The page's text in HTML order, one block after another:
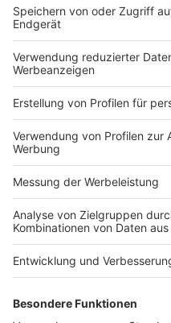
hängt vielfach von
das verstärkt im Blick
Nachhaltigkeitsexpertin
Barbian. GREEN.WORKS:
Priorität […]
„Das Bewusstsein
Wasser ist“
Veröffentlicht am18. April 2023
Das Funktionieren von
hängt vielfach von
das verstärkt im Blick
Nachhaltigkeitsexpertin
Barbian. Lorem ipsum